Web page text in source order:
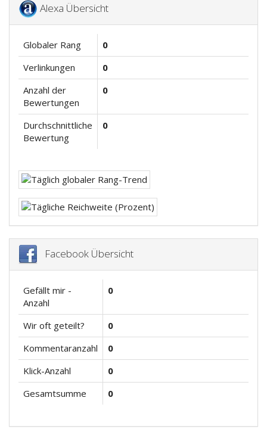
Alexa Übersicht
Globaler Rang
0
Verlinkungen
0
Anzahl der
Bewertungen
0
Durchschnittliche
Bewertung
0
Facebook Übersicht
Gefällt mir -
Anzahl
0
Wir oft geteilt?
0
Kommentaranzahl
0
Klick-Anzahl
0
Gesamtsumme
0